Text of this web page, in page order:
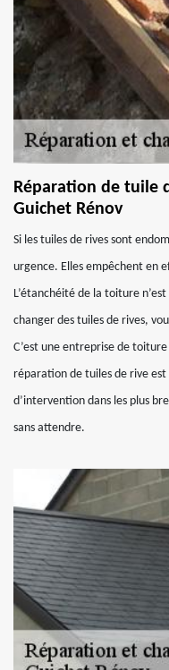
Réparation de tuile
Guichet Rénov
Si les tuiles de rives sont
urgence. Elles empêchent en
L’étanchéité de la toiture
changer des tuiles de rives,
C’est une entreprise de
réparation de tuiles de rive
d’intervention dans les plus
sans attendre.